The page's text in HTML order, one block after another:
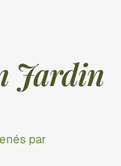
Jardin
par